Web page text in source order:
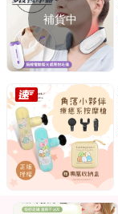
補貨中